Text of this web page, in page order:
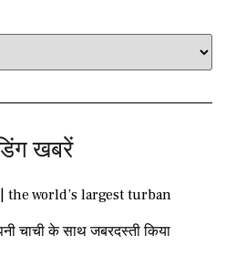
खबरें
| the world’s largest turban
चाची के साथ जबरदस्ती किया